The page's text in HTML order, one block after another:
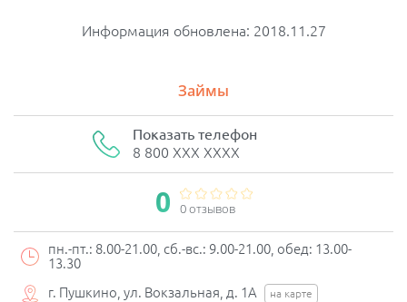
Информация обновлена: 2018.11.27
Займы
Показать телефон
8 800 XXX XXXX
0 0 отзывов
пн.-пт.: 8.00-21.00, сб.-вс.: 9.00-21.00, обед: 13.00-
13.30
г. Пушкино, ул. Вокзальная, д. 1А
на карте